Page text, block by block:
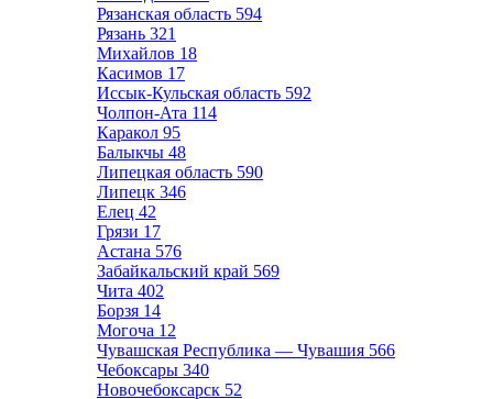
Рязанская область 594
Рязань 321
Михайлов 18
Касимов 17
Иссык-Кульская область 592
Чолпон-Ата 114
Каракол 95
Балыкчы 48
Липецкая область 590
Липецк 346
Елец 42
Грязи 17
Астана 576
Забайкальский край 569
Чита 402
Борзя 14
Могоча 12
Чувашская Республика — Чувашия 566
Чебоксары 340
Новочебоксарск 52